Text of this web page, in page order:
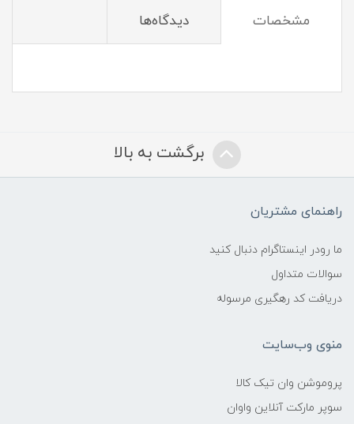
مشخصات دیدگاه‌ها
برگشت به بالا
راهنمای مشتریان
ما رودر اینستاگرام دنبال کنید
سوالات متداول
دریافت کد رهگیری مرسوله
منوی وب‌سایت
پروموشن وان تیک کالا
سوپر مارکت آنلاین واوان